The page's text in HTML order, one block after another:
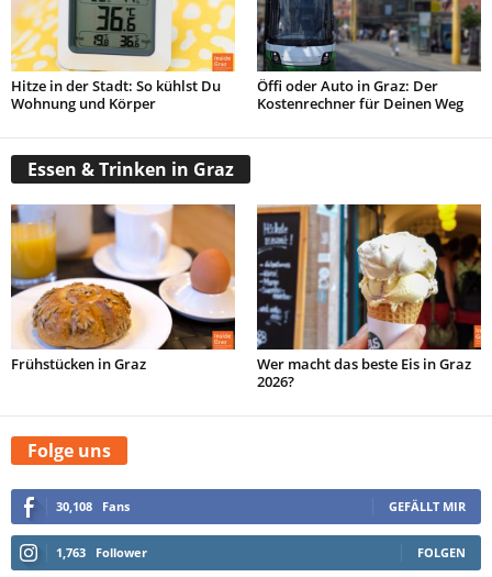
Hitze in der Stadt: So kühlst Du
Wohnung und Körper
Öffi oder Auto in Graz: Der
Kostenrechner für Deinen Weg
Essen & Trinken in Graz
Frühstücken in Graz
Wer macht das beste Eis in Graz
2026?
Folge uns
30,108 Fans GEFÄLLT MIR
1,763 Follower FOLGEN